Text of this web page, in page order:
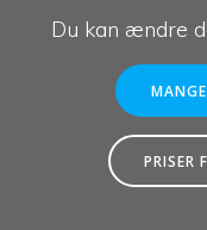
Du kan ændre
PRISER